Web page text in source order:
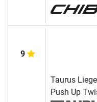
9
Taurus
Push Up